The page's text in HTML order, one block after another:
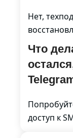
Нет,
Что
доступ к